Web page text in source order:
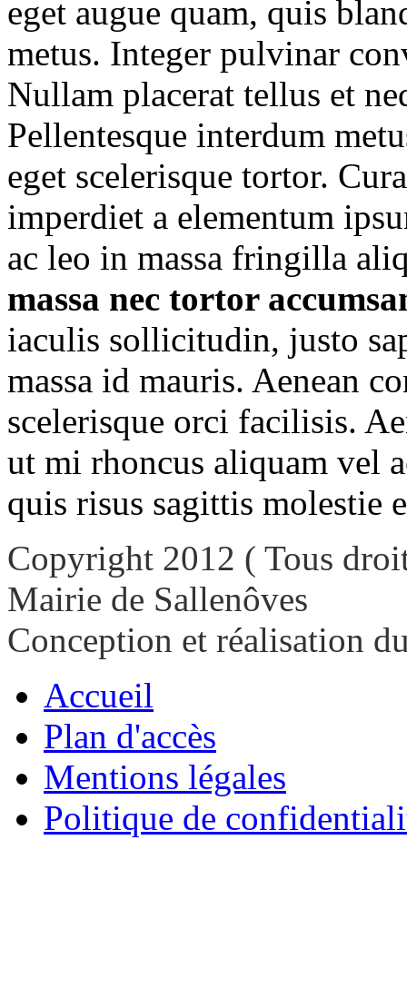
eget augue quam, quis
metus. Integer pulvinar
Nullam placerat tellus et
Pellentesque interdum
eget scelerisque tortor.
imperdiet a elementum
ac leo in massa fringilla
massa nec tortor
iaculis sollicitudin, justo
massa id mauris. Aenean
scelerisque orci facilisis.
ut mi rhoncus aliquam vel
quis risus sagittis molestie
Copyright 2012 ( Tous
Mairie de Sallenôves
Conception et réalisation
Accueil
Plan d'accès
Mentions légales
Politique de